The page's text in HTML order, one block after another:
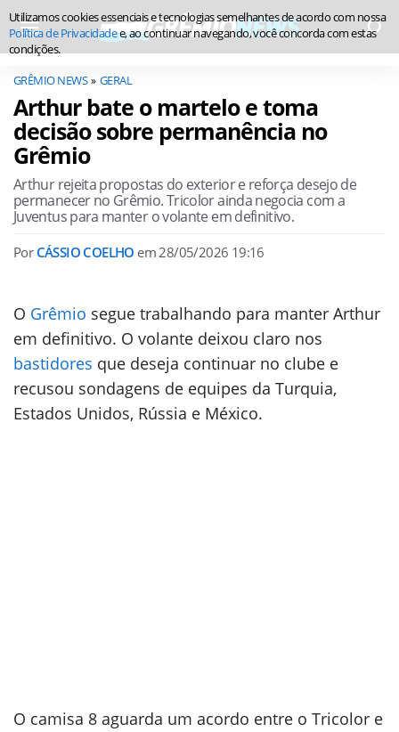
GRÊMIO NEWS GERAL
Arthur bate o martelo e toma
decisão sobre permanência no
Grêmio
Arthur rejeita propostas do exterior e reforça desejo de
permanecer no Grêmio. Tricolor ainda negocia com a
Juventus para manter o volante em definitivo.
Por CÁSSIO COELHO em28/05/2026 19:16
O Grêmio segue trabalhando para manter Arthur
em definitivo. O volante deixou claro nos
bastidores que deseja continuar no clube e
recusou sondagens de equipes da Turquia,
Estados Unidos, Rússia e México.
O camisa 8 aguarda um acordo entre o Tricolor e
Utilizamos cookies essenciais e tecnologias semelhantes de acordo com nossa
Política de Privacidadee, ao continuar navegando, você concorda com estas
condições.